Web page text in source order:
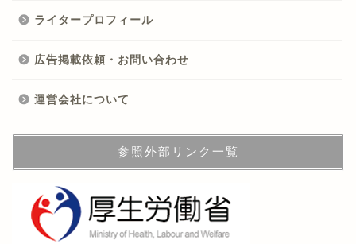
ライタープロフィール
広告掲載依頼・お問い合わせ
運営会社について
参照外部リンク一覧